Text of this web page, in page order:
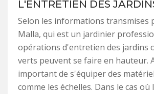
L'ENTRETIEN DES
Selon les informations transmises
Malla, qui est un jardinier
opérations d'entretien des jardins
verts peuvent se faire en hauteur.
important de s'équiper des
comme les échelles. Dans le cas